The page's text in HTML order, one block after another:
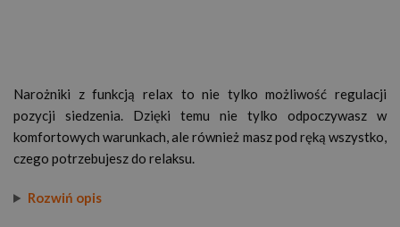
Narożniki z funkcją relax to nie tylko możliwość regulacji
pozycji siedzenia. Dzięki temu nie tylko odpoczywasz w
komfortowych warunkach, ale również masz pod ręką wszystko,
czego potrzebujesz do relaksu.
Rozwiń opis